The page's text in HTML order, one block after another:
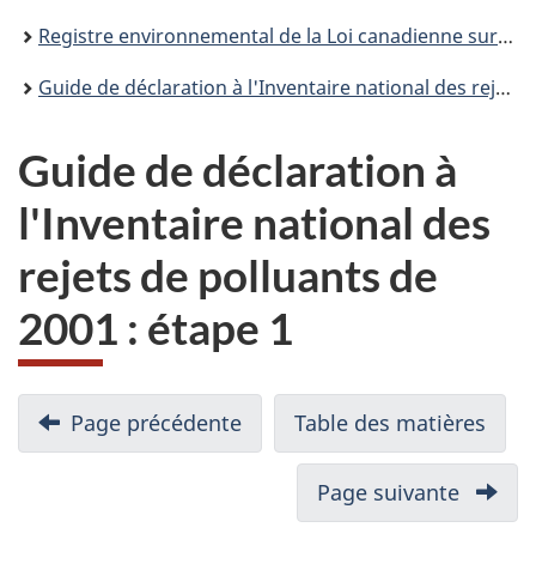
Registre environnemental de la Loi canadienne sur la protection de l’environnement : publications
Guide de déclaration à l'Inventaire national des rejets de polluants de 2001
Guide de déclaration à
l'Inventaire national des
rejets de polluants de
2001 : étape 1
N
a
Page précédente
Guide
déclaration
Table des matières
de
Page suivante
Guide